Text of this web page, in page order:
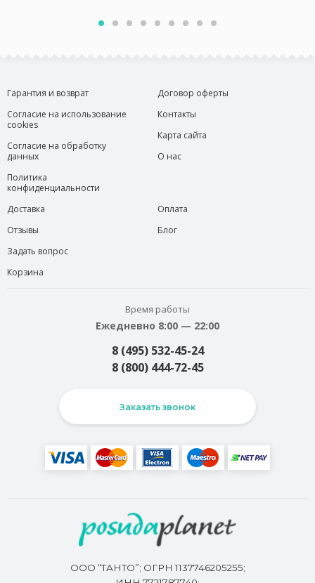
Гарантия и возврат
Согласие на использование
cookies
Согласие на обработку
данных
Политика
конфиденциальности
Договор оферты
Контакты
Карта сайта
О нас
Доставка
Отзывы
Задать вопрос
Корзина
Оплата
Блог
Время работы
Ежедневно 8:00 — 22:00
8 (495) 532-45-24
8 (800) 444-72-45
Заказать звонок
ООО “ТАНТО”; ОГРН 1137746205255;